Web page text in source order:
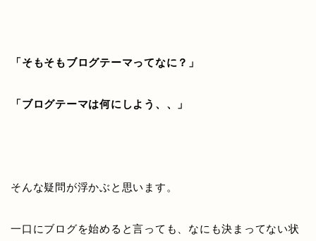
「そもそもブログテーマってなに？」
「ブログテーマは何にしよう、、」
そんな疑問が浮かぶと思います。
一口にブログを始めると言っても、なにも決まってない状